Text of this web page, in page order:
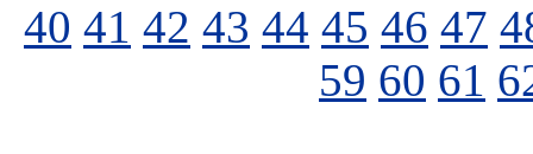
40 41 42 43 44 45 46 47
59 60 61